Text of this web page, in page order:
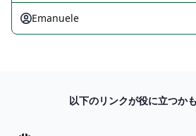
Emanuele
以下のリンクが役に立つか